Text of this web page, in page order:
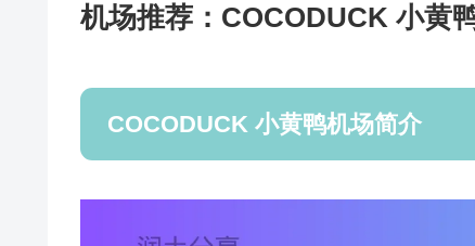
机场推荐：COCODUCK 小黄
COCODUCK 小黄鸭机场简介